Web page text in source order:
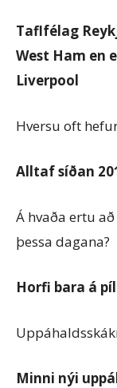
Taflfélag
West Ham en
Liverpool
Hversu oft
Alltaf síðan
Á hvaða ertu
þessa dagana?
Horfi bara á
Minni nýi